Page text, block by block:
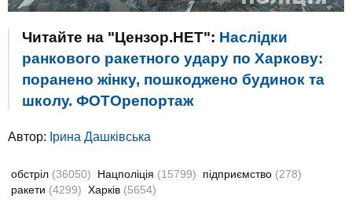
Читайте на "Цензор.НЕТ": Наслідки
ранкового ракетного удару по Харкову:
поранено жінку, пошкоджено будинок та
школу. ФОТОрепортаж
Автор: Ірина Дашківська
обстріл (36050) Нацполіція (15799) підприємство (278)
ракети (4299) Харків (5654)